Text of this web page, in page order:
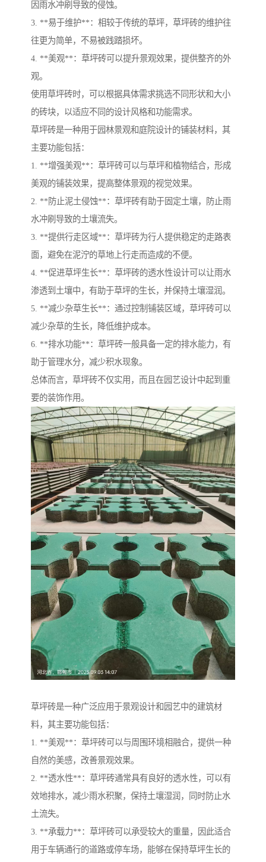
因雨水冲刷导致的侵蚀。
3. **易于维护**：相较于传统的草坪，草坪砖的维护往
往更为简单，不易被践踏损坏。
4. **美观**：草坪砖可以提升景观效果，提供整齐的外
观。
使用草坪砖时，可以根据具体需求挑选不同形状和大小
的砖块，以适应不同的设计风格和功能需求。
草坪砖是一种用于园林景观和庭院设计的铺装材料，其
主要功能包括：
1. **增强美观**：草坪砖可以与草坪和植物结合，形成
美观的铺装效果，提高整体景观的视觉效果。
2. **防止泥土侵蚀**：草坪砖有助于固定土壤，防止雨
水冲刷导致的土壤流失。
3. **提供行走区域**：草坪砖为行人提供稳定的走路表
面，避免在泥泞的草地上行走而造成的不便。
4. **促进草坪生长**：草坪砖的透水性设计可以让雨水
渗透到土壤中，有助于草坪的生长，并保持土壤湿润。
5. **减少杂草生长**：通过控制铺装区域，草坪砖可以
减少杂草的生长，降低维护成本。
6. **排水功能**：草坪砖一般具备一定的排水能力，有
助于管理水分，减少积水现象。
总体而言，草坪砖不仅实用，而且在园艺设计中起到重
要的装饰作用。
草坪砖是一种广泛应用于景观设计和园艺中的建筑材
料，其主要功能包括：
1. **美观**：草坪砖可以与周围环境相融合，提供一种
自然的美感，改善景观效果。
2. **透水性**：草坪砖通常具有良好的透水性，可以有
效地排水，减少雨水积聚，保持土壤湿润，同时防止水
土流失。
3. **承载力**：草坪砖可以承受较大的重量，因此适合
用于车辆通行的道路或停车场，能够在保持草坪生长的